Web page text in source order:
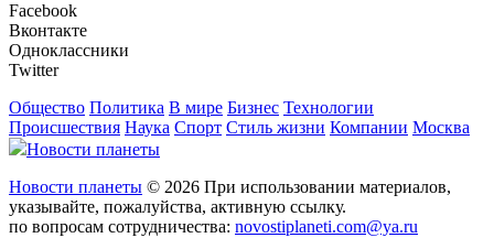
Facebook
Вконтакте
Одноклассники
Twitter
Общество Политика В мире Бизнес Технологии
Происшествия Наука Спорт Стиль жизни Компании Москва
Новости планеты
Новости планеты © 2026 При использовании материалов,
указывайте, пожалуйства, активную ссылку.
по вопросам сотрудничества: novostiplaneti.com@ya.ru